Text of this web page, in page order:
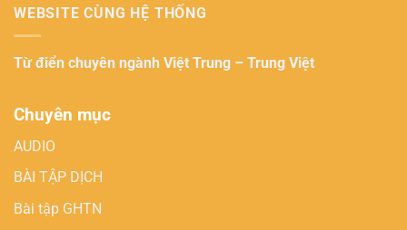
WEBSITE CÙNG HỆ THỐNG
Từ điển chuyên ngành Việt Trung – Trung Việt
Chuyên mục
AUDIO
BÀI TẬP DỊCH
Bài tập GHTN